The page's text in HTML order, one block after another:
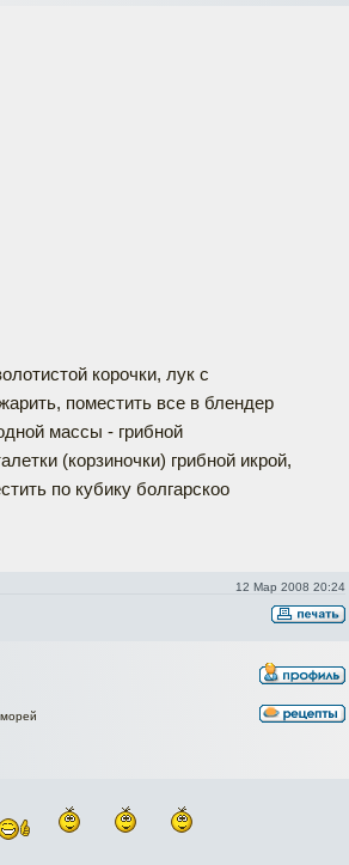
корочки, лук с
поместить все в блендер
массы - грибной
(корзиночки) грибной икрой,
по кубику болгарскоо
12 Мар 2008 20:24